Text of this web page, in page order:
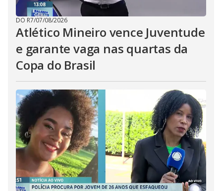
DO R7/07/08/2026
Atlético Mineiro vence Juventude
e garante vaga nas quartas da
Copa do Brasil